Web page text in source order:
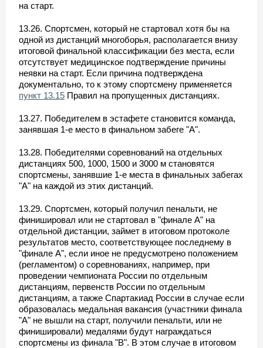
на старт.
13.26. Спортсмен, который не стартовал хотя бы на
одной из дистанций многоборья, располагается внизу
итоговой финальной классификации без места, если
отсутствует медицинское подтверждение причины
неявки на старт. Если причина подтверждена
документально, то к этому спортсмену применяется
пункт 13.15 Правил на пропущенных дистанциях.
13.27. Победителем в эстафете становится команда,
занявшая 1-е место в финальном забеге "A".
13.28. Победителями соревнований на отдельных
дистанциях 500, 1000, 1500 и 3000 м становятся
спортсмены, занявшие 1-е места в финальных забегах
"A" на каждой из этих дистанций.
13.29. Спортсмен, который получил пенальти, не
финишировал или не стартовал в "финале A" на
отдельной дистанции, займет в итоговом протоколе
результатов место, соответствующее последнему в
"финале A", если иное не предусмотрено положением
(регламентом) о соревнованиях, например, при
проведении чемпионата России по отдельным
дистанциям, первенств России по отдельным
дистанциям, а также Спартакиад России в случае если
образовалась медальная вакансия (участники финала
"A" не вышли на старт, получили пенальти, или не
финишировали) медалями будут награждаться
спортсмены из финала "B". В этом случае в итоговом